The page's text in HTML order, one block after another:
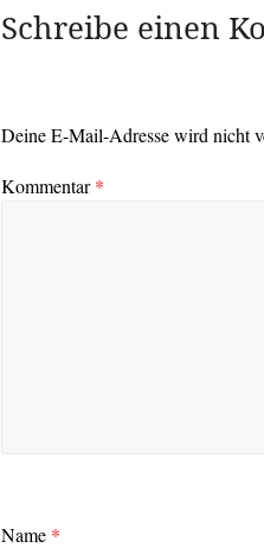
Schreibe einen
Deine E-Mail-Adresse wird nicht
Kommentar*
Name *